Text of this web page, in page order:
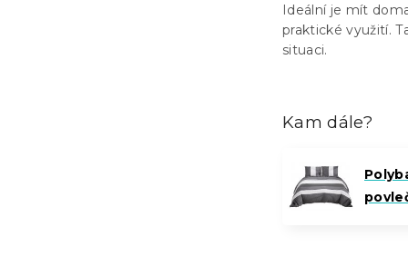
Ideální je mít
praktické využití.
situaci.
Kam dále?